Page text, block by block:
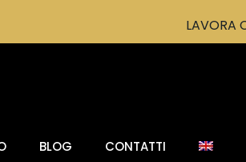
LAVORA
BLOG CONTATTI